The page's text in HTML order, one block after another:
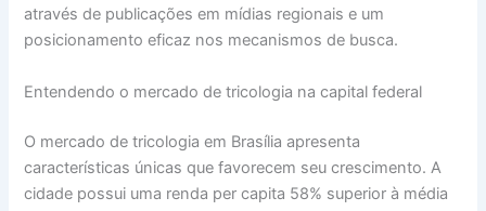
através de publicações em mídias regionais e um
posicionamento eficaz nos mecanismos de busca.
Entendendo o mercado de tricologia na capital federal
O mercado de tricologia em Brasília apresenta
características únicas que favorecem seu crescimento. A
cidade possui uma renda per capita 58% superior à média